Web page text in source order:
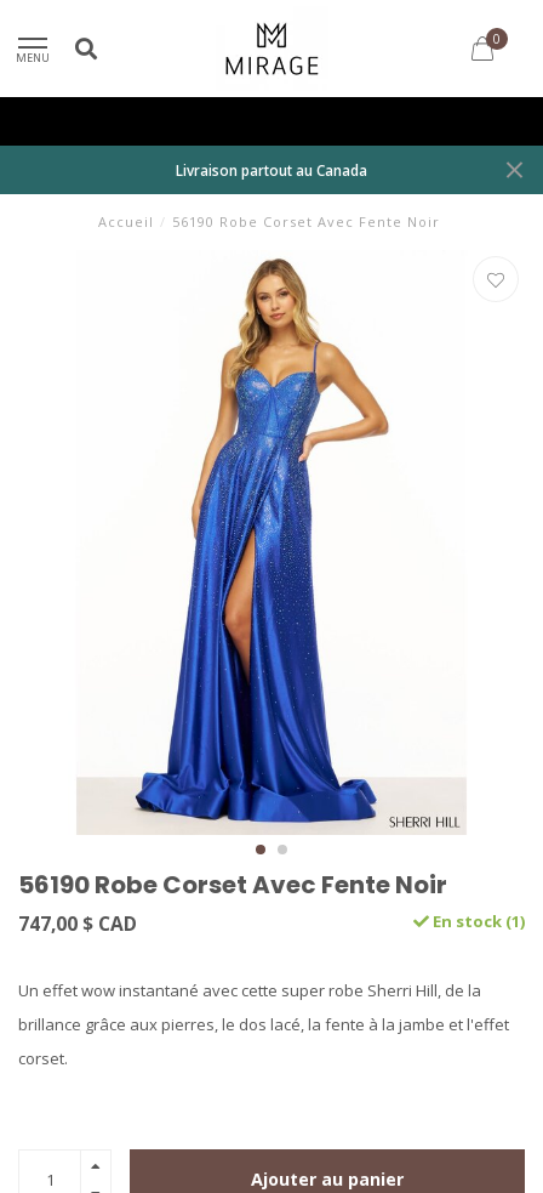
MENU
0
Livraison partout au Canada
Accueil / 56190 Robe Corset Avec Fente Noir
56190 Robe Corset Avec Fente Noir
747,00 $ CAD En stock (1)
Un effet wow instantané avec cette super robe Sherri Hill, de la
brillance grâce aux pierres, le dos lacé, la fente à la jambe et l'effet
corset.
Ajouter au panier